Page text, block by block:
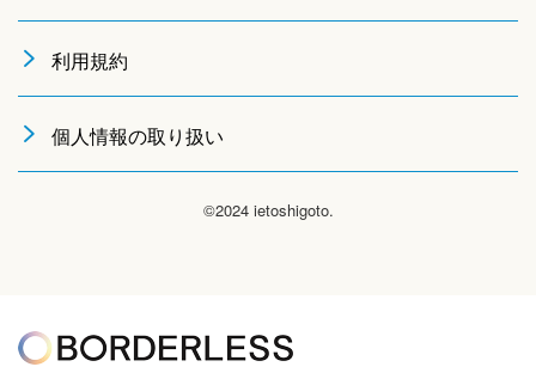
利用規約
個人情報の取り扱い
©2024 ietoshigoto.